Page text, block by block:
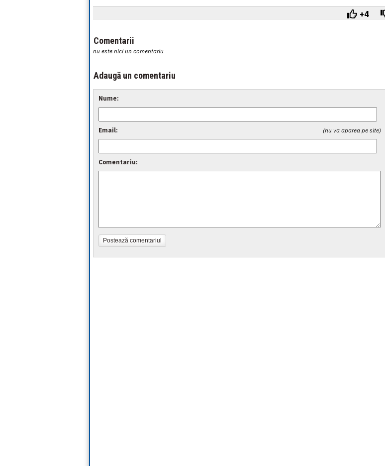
+4
Comentarii
nu este nici un comentariu
Adaugă un comentariu
Nume:
(nu va aparea pe site)
Email:
Comentariu:
Postează comentariul